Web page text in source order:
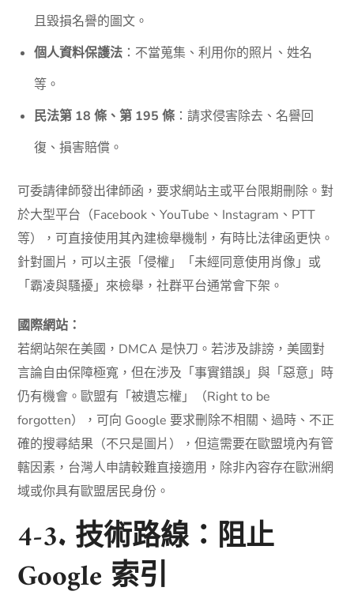
且毀損名譽的圖文。
個人資料保護法 ：不當蒐集、利用你的照片、姓名
等。
民法第 18 條、第 195 條 ：請求侵害除去、名譽回
復、損害賠償。
可委請律師發出律師函，要求網站主或平台限期刪除。對
於大型平台（Facebook、YouTube、Instagram、PTT
等），可直接使用其內建檢舉機制，有時比法律函更快。
針對圖片，可以主張「侵權」「未經同意使用肖像」或
「霸凌與騷擾」來檢舉，社群平台通常會下架。
國際網站：
若網站架在美國，DMCA 是快刀。若涉及誹謗，美國對
言論自由保障極寬，但在涉及「事實錯誤」與「惡意」時
仍有機會。歐盟有「被遺忘權」（Right to be
forgotten），可向 Google 要求刪除不相關、過時、不正
確的搜尋結果（不只是圖片），但這需要在歐盟境內有管
轄因素，台灣人申請較難直接適用，除非內容存在歐洲網
域或你具有歐盟居民身份。
4-3. 技術路線：阻止
Google 索引